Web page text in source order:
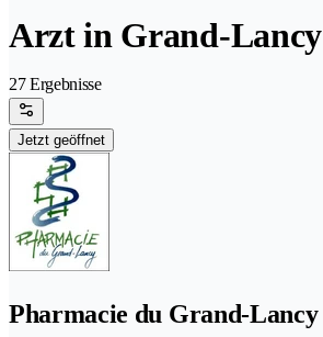
Arzt in Grand-Lancy
27 Ergebnisse
Jetzt geöffnet
Pharmacie du Grand-Lancy